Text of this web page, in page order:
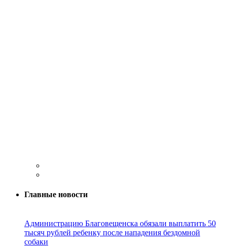
Главные новости
Администрацию Благовещенска обязали выплатить 50
тысяч рублей ребенку после нападения бездомной
собаки